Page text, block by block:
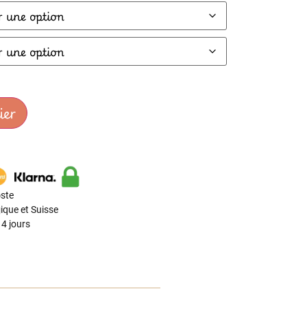
et Suisse
jours